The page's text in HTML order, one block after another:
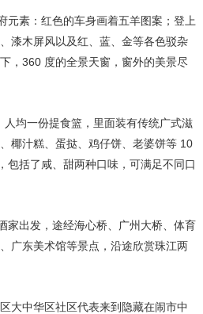
元素：红色的车身画着五羊图案；登上
漆木屏风以及红、蓝、金等各色驳杂
，360 度的全景天窗，窗外的美景尽
均一份提食篮，里面装有传统广式滋
椰汁糕、蛋挞、鸡仔饼、老婆饼等 10
包括了咸、甜两种口味，可满足不同口
家出发，途经海心桥、广州大桥、体育
广东美术馆等景点，沿途欣赏珠江两
大中华区社区代表来到隐藏在闹市中